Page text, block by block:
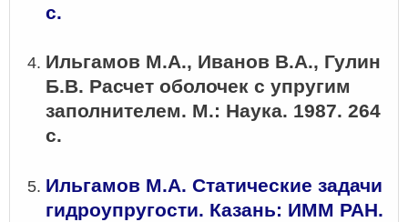
с.
Ильгамов М.А., Иванов В.А., Гулин
Б.В. Расчет оболочек с упругим
заполнителем. М.: Наука. 1987. 264
с.
Ильгамов М.А. Статические задачи
гидроупругости. Казань: ИММ РАН.